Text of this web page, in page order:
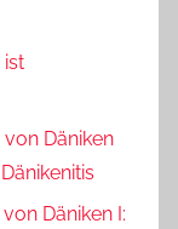
ist
von Däniken
Däniken I: